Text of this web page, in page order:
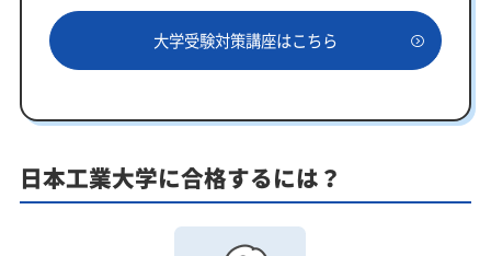
一人でも安心、学習相談
あなたにピッタリ合った「日本工業大学対策のオー
ダーメイドカリキュラム」から得られる成果とは？
カリキュラムや料金についてお気軽にご相談くださ
日本工業大学受験専門のオンライン家庭教師「いつ
でもクイック指導」もご用意
【2027年度】大学入学共通テスト対策！2026年度
大学受験対策講座はこちら
日本工業大学に合格するには？